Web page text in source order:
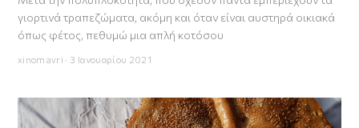
γιορτινά τραπεζώματα, ακόμη και όταν είναι αυστηρά οικιακά
όπως φέτος, πεθυμώ μια απλή κοτόσου
xinomavri · 3 Ιανουαρίου 2021